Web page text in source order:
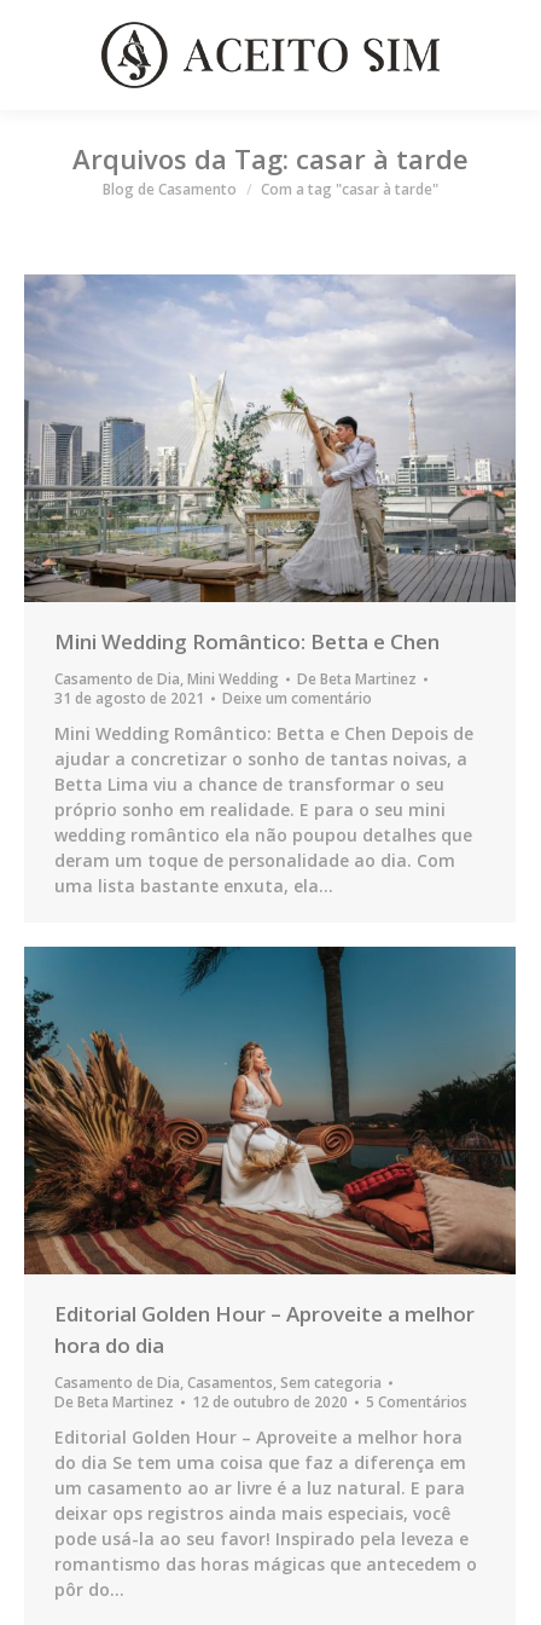
Arquivos da Tag: casar à tarde
Você está aqui
Blog de Casamento Com a tag "casar à tarde"
Mini Wedding Romântico: Betta e Chen
Casamento de Dia,Mini Wedding De Beta Martinez
31 de agosto de 2021
Deixe um comentário
Mini Wedding Romântico: Betta e Chen Depois de
ajudar a concretizar o sonho de tantas noivas, a
Betta Lima viu a chance de transformar o seu
próprio sonho em realidade. E para o seu mini
wedding romântico ela não poupou detalhes que
deram um toque de personalidade ao dia. Com
uma lista bastante enxuta, ela…
Editorial Golden Hour – Aproveite a melhor
hora do dia
Casamento de Dia,Casamentos,Sem categoria
De Beta Martinez 12 de outubro de 2020 5 Comentários
Editorial Golden Hour – Aproveite a melhor hora
do dia Se tem uma coisa que faz a diferença em
um casamento ao ar livre é a luz natural. E para
deixar ops registros ainda mais especiais, você
pode usá-la ao seu favor! Inspirado pela leveza e
romantismo das horas mágicas que antecedem o
pôr do…